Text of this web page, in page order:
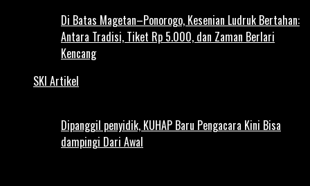
Di Batas Magetan–Ponorogo, Kesenian Ludruk Bertahan:
Antara Tradisi, Tiket Rp 5.000, dan Zaman Berlari
Kencang
SKI Artikel
Dipanggil penyidik, KUHAP Baru Pengacara Kini Bisa
dampingi Dari Awal